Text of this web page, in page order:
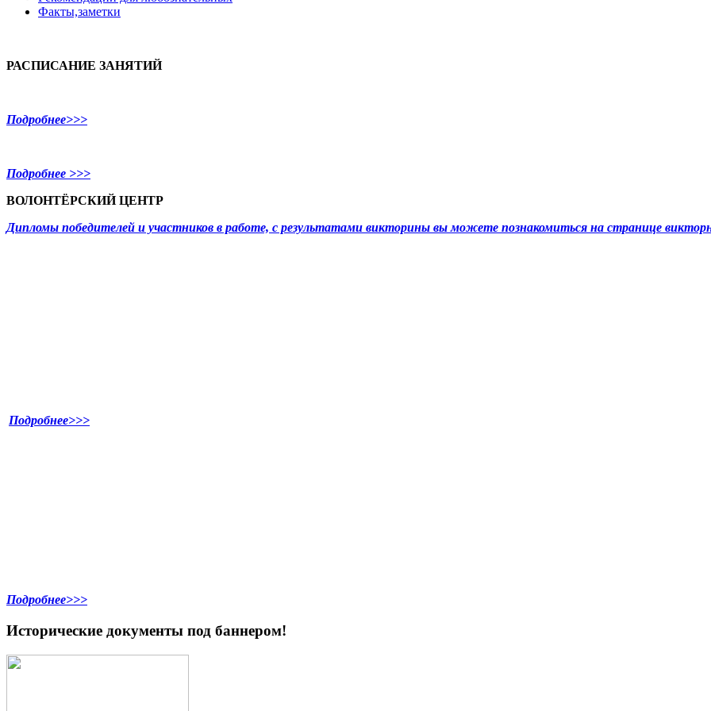
Факты,заметки
РАСПИСАНИЕ ЗАНЯТИЙ
Подробнее>>>
Подробнее >>>
ВОЛОНТЁРСКИЙ ЦЕНТР
Дипломы победителей и участников в работе, с результатами викторины вы можете познакомиться на странице
Подробнее>>>
Подробнее>>>
Исторические документы под баннером!